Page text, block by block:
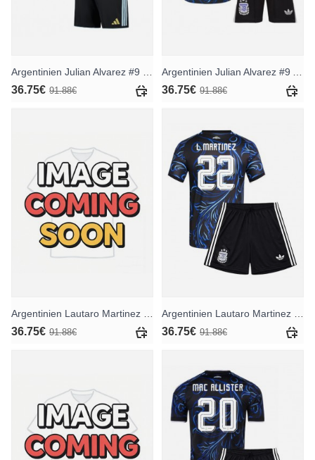
Argentinien Julian Alvarez #9 Heimtrikotsatz für Kinder WM 2026 Kurzarm (+ Kurze Hosen)
36.75€ 91.88€
Argentinien Julian Alvarez #9 Auswärts Trikotsatz für Kinder WM 2026 Kurzarm (+ Kurze Hosen)
36.75€ 91.88€
36.75€ 91.88€ 36.75€ 91.88€